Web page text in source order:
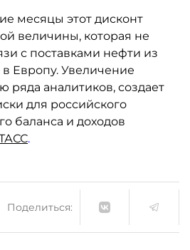
месяцы этот дисконт
величины, которая не
с поставками нефти из
Европу. Увеличение
ряда аналитиков, создает
для российского
баланса и доходов
.
Поделиться: